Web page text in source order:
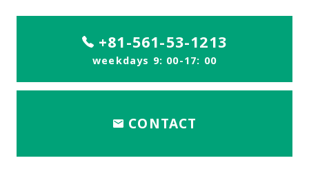
+81-561-53-1213
weekdays 9: 00-17: 00
CONTACT